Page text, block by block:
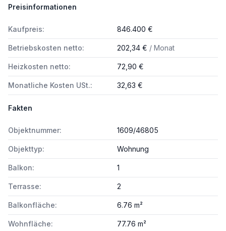
Preisinformationen
Kaufpreis: 846.400 €
Betriebskosten netto: 202,34 € / Monat
Heizkosten netto: 72,90 €
Monatliche Kosten USt.: 32,63 €
Fakten
Objektnummer: 1609/46805
Objekttyp: Wohnung
Balkon: 1
Terrasse: 2
Balkonfläche: 6.76 m²
Wohnfläche: 77.76 m²